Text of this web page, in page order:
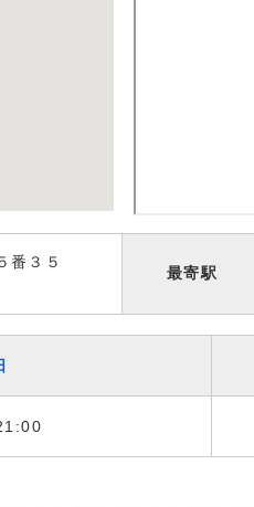
番３５
最寄駅